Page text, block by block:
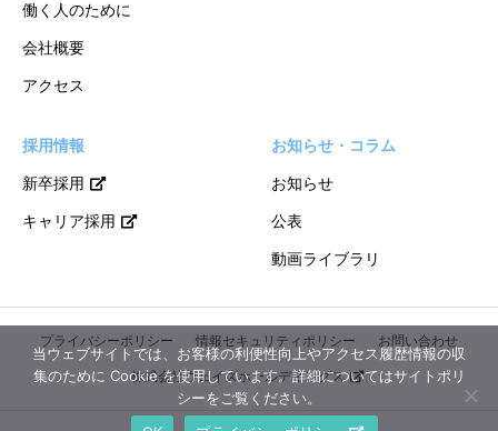
働く人のために
会社概要
アクセス
採用情報
新卒採用
キャリア採用
お知らせ・コラム
お知らせ
公表
動画ライブラリ
プライバシーポリシー 情報セキュリティポリシー お問い合わせ
株式会社ウェイズホールディングス
当ウェブサイトでは、お客様の利便性向上やアクセス履歴情報の収
集のために Cookie を使用しています。詳細についてはサイトポリ
シーをご覧ください。